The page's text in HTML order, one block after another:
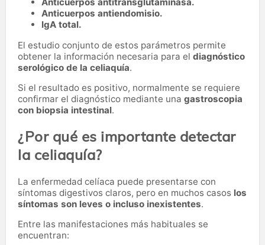
Anticuerpos antiendomisio.
IgA total.
El estudio conjunto de estos parámetros permite
obtener la información necesaria para el diagnóstico
serológico de la celiaquía.
Si el resultado es positivo, normalmente se requiere
confirmar el diagnóstico mediante una gastroscopia
con biopsia intestinal.
¿Por qué es importante detectar
la celiaquía?
La enfermedad celíaca puede presentarse con
síntomas digestivos claros, pero en muchos casos los
síntomas son leves o incluso inexistentes.
Entre las manifestaciones más habituales se
encuentran: